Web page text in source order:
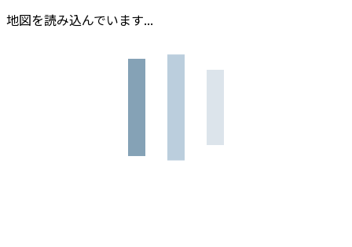
地図を読み込んでいます...